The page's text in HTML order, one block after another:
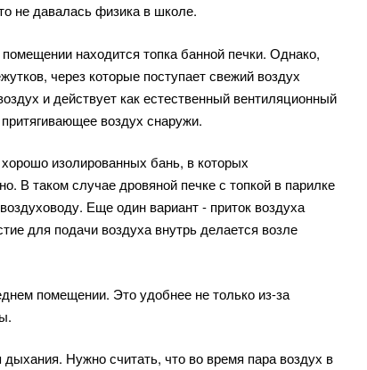
не давалась физика в школе.
находится топка банной печки. Однако,
через которые поступает свежий воздух
и действует как естественный вентиляционный
воздух снаружи.
изолированных бань, в которых
В таком случае дровяной печке с топкой в парилке
Еще один вариант - приток воздуха
для подачи воздуха внутрь делается возле
помещении. Это удобнее не только из-за
Нужно считать, что во время пара воздух в